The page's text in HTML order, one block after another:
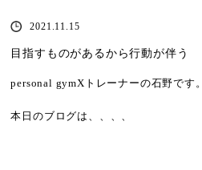
2021.11.15
目指すものがあるから行動が伴う
personal gymX トレーナーの石野です。
本日のブログは、、、、